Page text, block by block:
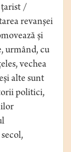
țarist /
revanșei
și
urmând, cu
vechea
alte sunt
politici,